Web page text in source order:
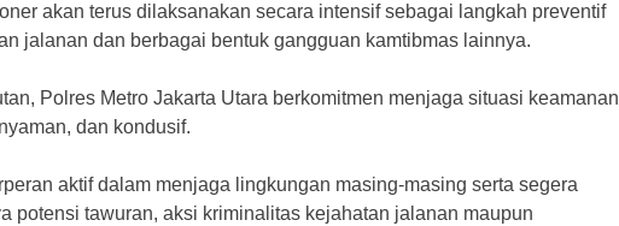
akan terus dilaksanakan secara intensif sebagai langkah preventif
jalanan dan berbagai bentuk gangguan kamtibmas lainnya.
Polres Metro Jakarta Utara berkomitmen menjaga situasi keamanan
dan kondusif.
aktif dalam menjaga lingkungan masing-masing serta segera
potensi tawuran, aksi kriminalitas kejahatan jalanan maupun